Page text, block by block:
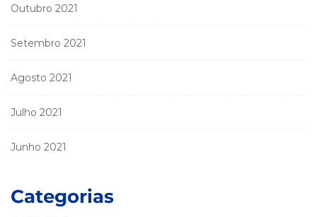
Outubro 2021
Setembro 2021
Agosto 2021
Julho 2021
Junho 2021
Categorias